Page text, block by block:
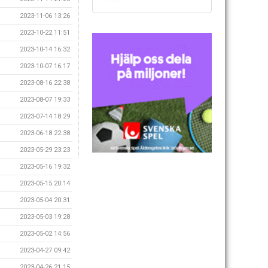
2023-11-06 13:26
2023-10-22 11:51
2023-10-14 16:32
2023-10-07 16:17
2023-08-16 22:38
2023-08-07 19:33
2023-07-14 18:29
2023-06-18 22:38
2023-05-29 23:23
2023-05-16 19:32
2023-05-15 20:14
2023-05-04 20:31
2023-05-03 19:28
2023-05-02 14:56
2023-04-27 09:42